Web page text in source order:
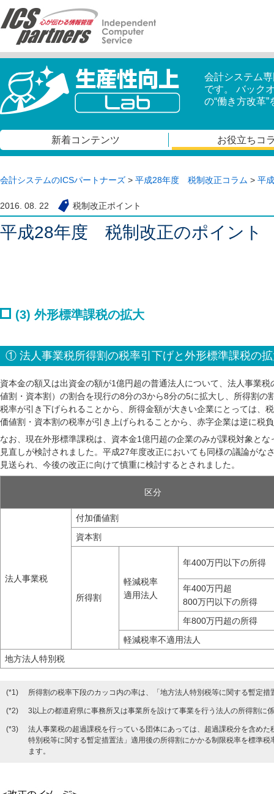
会計システム
です。 バック
の“働き方改革
新着コンテンツ お役立ちコ
会計システムのICSパートナーズ > 平成28年度 税制改正コラム > 平
2016. 08. 22 税制改正ポイント
平成28年度 税制改正のポイント
(3) 外形標準課税の拡大
① 法人事業税所得割の税率引下げと外形標準課税の
資本金の額又は出資金の額が1億円超の普通法人について、法人事業
値割・資本割）の割合を現行の8分の3から8分の5に拡大し、所得割の
税率が引き下げられることから、所得金額が大きい企業にとっては、
価値割・資本割の税率が引き上げられることから、赤字企業は逆に税
なお、現在外形標準課税は、資本金1億円超の企業のみが課税対象と
見直しが検討されました。平成27年度改正においても同様の議論がな
見送られ、今後の改正に向けて慎重に検討するとされました。
区分
法人事業税
付加価値割
資本割
所得割
軽減税率
適用法人
年400万円以下の所得
年400万円超
800万円以下の所得
年800万円超の所得
軽減税率不適用法人
地方法人特別税
(*1) 所得割の税率下段のカッコ内の率は、「地方法人特別税等に関する暫定
(*2) 3以上の都道府県に事務所又は事業所を設けて事業を行う法人の所得割に
(*3)
法人事業税の超過課税を行っている団体にあっては、超過課税分を含め
特別税等に関する暫定措置法」適用後の所得割にかかる制限税率を標準
ます。